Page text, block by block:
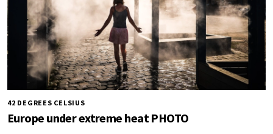
42 DEGREES CELSIUS
Europe under extreme heat PHOTO